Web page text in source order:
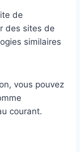
de
des sites de
similaires
vous pouvez
courant.